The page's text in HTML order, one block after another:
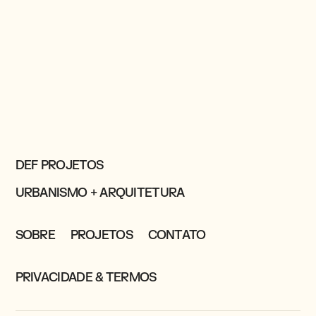
DEF PROJETOS
URBANISMO + ARQUITETURA
SOBRE PROJETOS CONTATO
PRIVACIDADE & TERMOS